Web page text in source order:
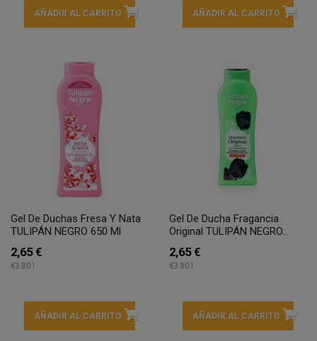
AÑADIR AL CARRITO AÑADIR AL CARRITO
Gel De Duchas Fresa Y Nata
TULIPÁN NEGRO 650 Ml
2,65 €
€3.80 l
AÑADIR AL CARRITO
Gel De Ducha Fragancia
Original TULIPÁN NEGRO...
2,65 €
€3.80 l
AÑADIR AL CARRITO